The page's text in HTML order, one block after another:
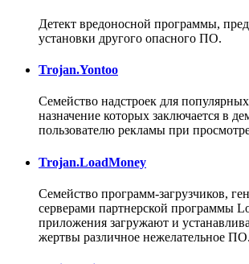
Детект вредоносной программы,
установки другого опасного ПО.
Trojan.Yontoo
Семейство надстроек для популярных
назначение которых заключается в
пользователю рекламы при
Trojan.LoadMoney
Семейство программ-загрузчиков,
серверами партнерской программы
приложения загружают и
жертвы различное нежелательное ПО.